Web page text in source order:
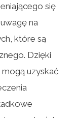
się
na
które są
Dzięki
uzyskać